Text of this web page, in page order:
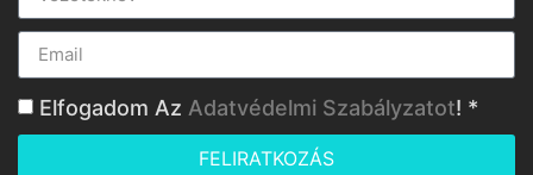
Elfogadom Az Adatvédelmi Szabályzatot! *
FELIRATKOZÁS